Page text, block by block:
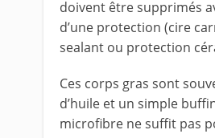
doivent être supprimés
d’une protection (cire
sealant ou protection
Ces corps gras sont
d’huile et un simple
microfibre ne suffit pas